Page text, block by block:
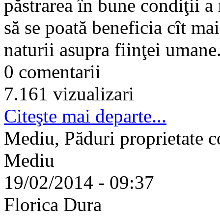
păstrarea în bune condiţii
să se poată beneficia cît
naturii asupra fiinţei
0 comentarii
7.161 vizualizari
Citeşte mai departe...
Mediu, Păduri proprietate
Mediu
19/02/2014 - 09:37
Florica Dura